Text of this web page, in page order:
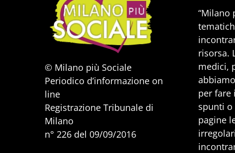
© Milano più Sociale
Periodico d’informazione on
line
Registrazione Tribunale di
Milano
n° 226 del 09/09/2016
“Milano
risorsa.
medici,
per fare
spunti
pagine